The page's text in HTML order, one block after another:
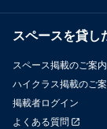
スペースを貸し
スペース掲載のご案内
ハイクラス掲載のご
掲載者ログイン
よくある質問